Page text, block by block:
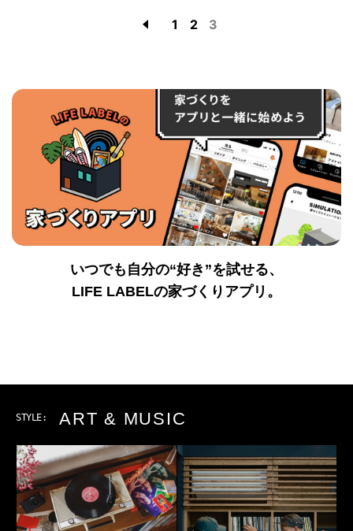
1 2 3
いつでも自分の“好き”を試せる、
LIFE LABELの家づくりアプリ。
STYLE: ART & MUSIC